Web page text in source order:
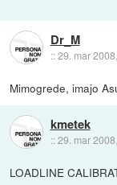
Dr_M
::29. mar
Mimogrede, imajo
kmetek
::29. mar
LOADLINE